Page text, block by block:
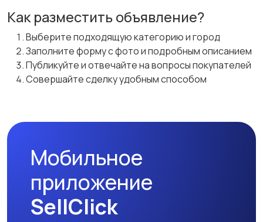
Как разместить объявление?
Выберите подходящую категорию и город
Заполните форму с фото и подробным описанием
Публикуйте и отвечайте на вопросы покупателей
Совершайте сделку удобным способом
Мобильное
приложение
SellClick